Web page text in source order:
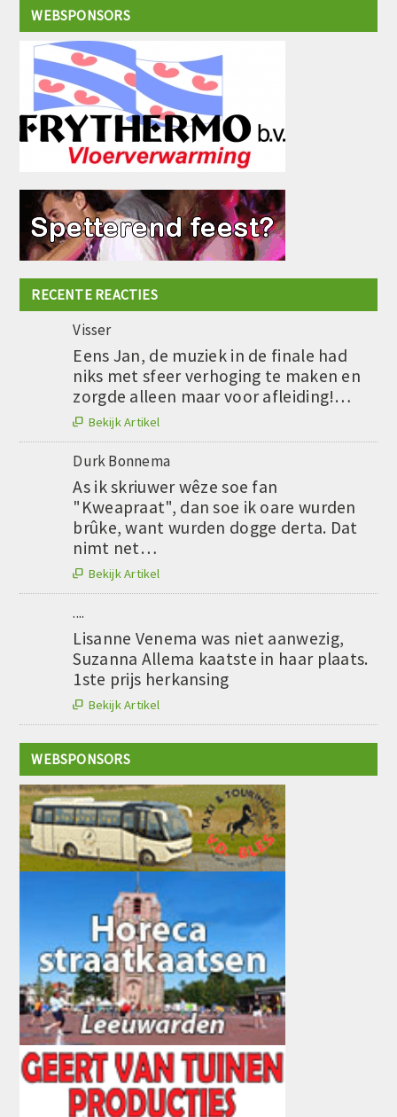
WEBSPONSORS
RECENTE REACTIES
Visser
Eens Jan, de muziek in de finale had
niks met sfeer verhoging te maken en
zorgde alleen maar voor afleiding!…
 Bekijk Artikel
Durk Bonnema
As ik skriuwer wêze soe fan
"Kweapraat", dan soe ik oare wurden
brûke, want wurden dogge derta. Dat
nimt net…
 Bekijk Artikel
....
Lisanne Venema was niet aanwezig,
Suzanna Allema kaatste in haar plaats.
1ste prijs herkansing
 Bekijk Artikel
WEBSPONSORS